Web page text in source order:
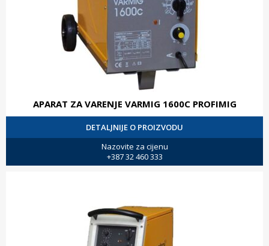
APARAT ZA VARENJE VARMIG 1600C PROFIMIG
DETALJNIJE O PROIZVODU
Nazovite za cijenu
+387 32 460 333